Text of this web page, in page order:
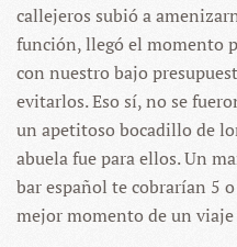
callejeros subió a
función, llegó el momento
con nuestro bajo
evitarlos. Eso sí, no se
un apetitoso bocadillo de
abuela fue para ellos. Un
bar español te cobrarían 5
mejor momento de un